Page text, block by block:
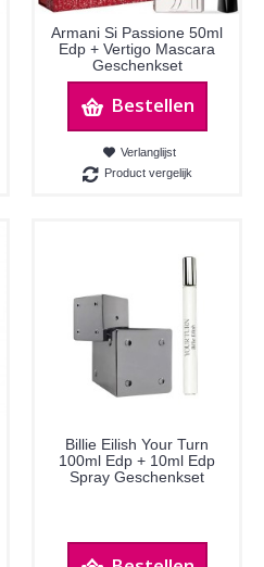
Armani Si Passione 50ml
Edp + Vertigo Mascara
Geschenkset
Bestellen
Verlanglijst
Product vergelijk
Billie Eilish Your Turn
100ml Edp + 10ml Edp
Spray Geschenkset